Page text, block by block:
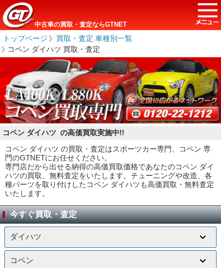
中古車の買取・査定ならGTNET
トップページ ＞
買取・査定 車種別一覧
＞
コペン ダイハツ 買取・査定
コペン ダイハツ の高価買取実施中!!
コペン ダイハツ の買取・査定はスポーツカー専門、コペン 専
門のGTNETにお任せください。
専門店だから出せる納得の高価買取価格であなたのコペン ダイ
ハツの買取、無料査定をいたします。チューニングや改造、各
種パーツを取り付けしたコペン ダイハツも高価買取・無料査定
いたします。
今すぐ買取・査定